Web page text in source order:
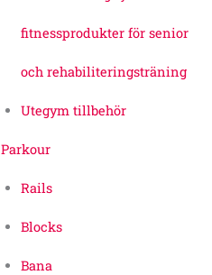
fitnessprodukter för senior
och rehabiliteringsträning
Utegym tillbehör
Parkour
Rails
Blocks
Bana